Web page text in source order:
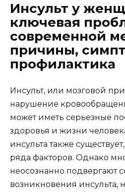
Инсульт у
ключевая
современной
причины,
профилактика
Инсульт, или мозговой
нарушение
может иметь серьезные
здоровья и жизни
инсульта также
ряда факторов. Однако
неосознанно подвергают
возникновения инсульта,